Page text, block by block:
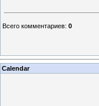
Всего комментариев: 0
Calendar